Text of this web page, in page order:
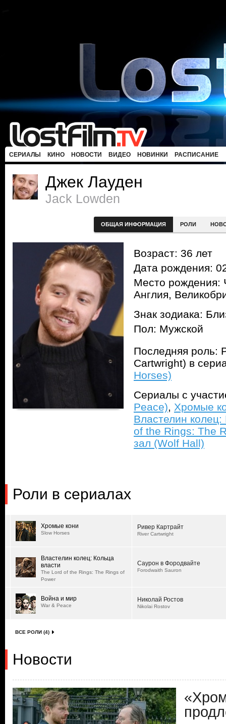
СЕРИАЛЫ КИНО НОВОСТИ ВИДЕО НОВИНКИ РАСПИСАНИЕ
Джек Лауден
Jack Lowden
ОБЩАЯ ИНФОРМАЦИЯ РОЛИ
Возраст: 36 лет
Дата рождения:
Место рождения:
Англия,
Знак зодиака:
Пол: Мужской
Последняя роль:
Cartwright) в
Horses)
Сериалы с
Peace), Хромые
Властелин
of the Rings: The
зал (Wolf Hall)
Роли в сериалах
Хромые кони
Slow Horses
Ривер Картрайт
River Cartwright
Властелин колец: Кольца
власти
The Lord of the Rings: The Rings of
Power
Саурон в Фородвайте
Forodwaith Sauron
Война и мир
War & Peace
Николай Ростов
Nikolai Rostov
ВСЕ РОЛИ (4)
Новости